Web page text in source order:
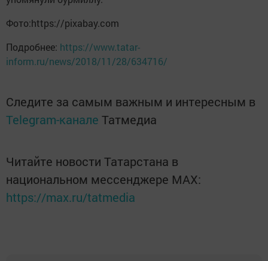
Фото:https://pixabay.com
Подробнее: https://www.tatar-
inform.ru/news/2018/11/28/634716/
Следите за самым важным и интересным в
Telegram-канале Татмедиа
Читайте новости Татарстана в
национальном мессенджере MАХ:
https://max.ru/tatmedia